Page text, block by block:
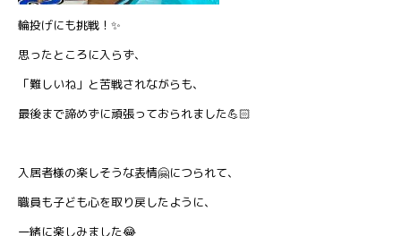
輪投げにも挑戦！✨
思ったところに入らず、
「難しいね」と苦戦されながらも、
最後まで諦めずに頑張っておられました💪🏻
入居者様の楽しそうな表情🤗につられて、
職員も子ども心を取り戻したように、
一緒に楽しみました😂